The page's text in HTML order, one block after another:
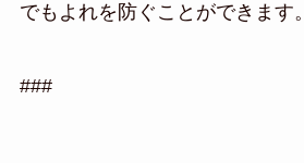
でもよれを防ぐことができます。
###